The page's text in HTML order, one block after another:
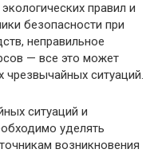
правил и
безопасности при
неправильное
— все это может
чрезвычайных ситуаций.
ситуаций и
уделять
возникновения